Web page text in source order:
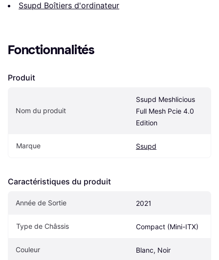
Ssupd Boîtiers d'ordinateur
Fonctionnalités
Produit
Nom du produit
Ssupd Meshlicious
Full Mesh Pcie 4.0
Edition
Marque Ssupd
Caractéristiques du produit
Année de Sortie 2021
Type de Châssis Compact (Mini-ITX)
Couleur Blanc, Noir